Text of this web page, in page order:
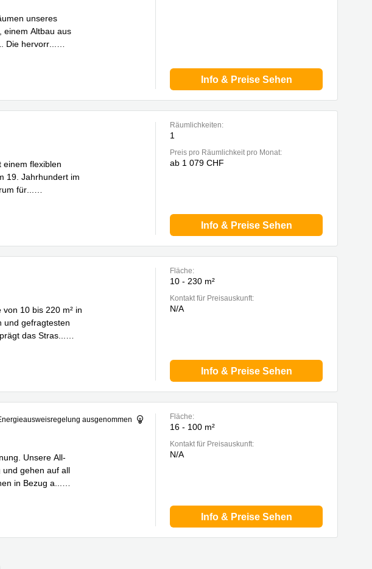
unseres
einem Altbau aus
Die hervorr
Info & Preise Sehen
einem flexiblen
19. Jahrhundert im
für
Räumlichkeiten:
1
Preis pro Räumlichkeit pro Monat:
ab 1 079 CHF
Info & Preise Sehen
10 bis 220 m² in
und gefragtesten
das Stras
Fläche:
10 - 230 m²
Kontakt für Preisauskunft:
N/A
Info & Preise Sehen
ausgenommen
Unsere All-
und gehen auf all
in Bezug a
Fläche:
16 - 100 m²
Kontakt für Preisauskunft:
N/A
Info & Preise Sehen